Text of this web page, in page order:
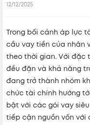
12/12/2025
Trong bối cảnh áp lực
cầu vay tiền của nhân
theo thời gian. Với đặc
đều đặn và khả năng
đang trở thành nhóm
chức tài chính hướng
bật với các gói vay
tiếp cận nguồn vốn với